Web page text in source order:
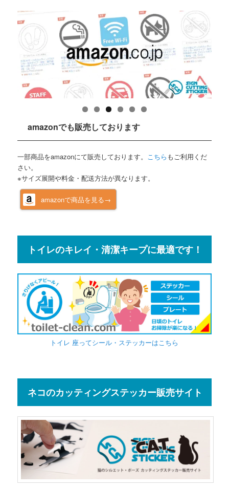
amazonでも販売しております
一部商品をamazonにて販売しております。 こちら もご利用くだ
さい。
※サイズ展開や料金・配送方法が異なります。
amazonで商品を見る→
トイレのキレイ・清潔キープに最適です！
トイレ 座ってシール・ステッカーはこちら
ネコのカッティングステッカー販売サイト